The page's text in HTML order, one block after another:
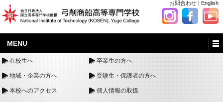
お問合わせ | English
MENU
在校生へ 卒業生の方へ
地域・企業の方へ 受験生・保護者の方へ
本校へのアクセス 個人情報の取扱